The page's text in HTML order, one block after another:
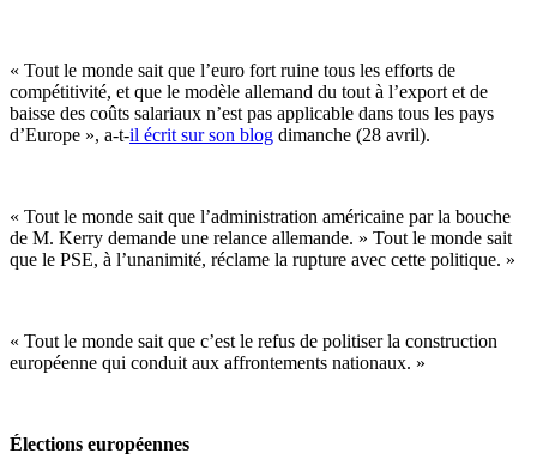
« Tout le monde sait que l’euro fort ruine tous les efforts de
compétitivité, et que le modèle allemand du tout à l’export et de
baisse des coûts salariaux n’est pas applicable dans tous les pays
d’Europe », a-t-il écrit sur son blog dimanche (28 avril).
« Tout le monde sait que l’administration américaine par la bouche
de M. Kerry demande une relance allemande. » Tout le monde sait
que le PSE, à l’unanimité, réclame la rupture avec cette politique. »
« Tout le monde sait que c’est le refus de politiser la construction
européenne qui conduit aux affrontements nationaux. »
Élections européennes